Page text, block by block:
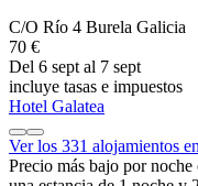
C/O Río 4 Burela Galicia
70 €
Del 6 sept al 7 sept
incluye tasas e impuestos
Hotel Galatea
Ver los 331 alojamientos
Precio más bajo por